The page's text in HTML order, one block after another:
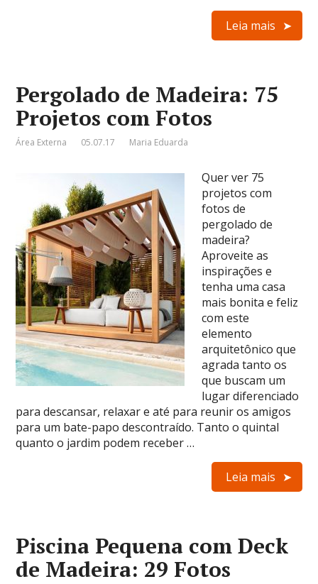
Leia mais
Pergolado de Madeira: 75
Projetos com Fotos
Área Externa 05.07.17 Maria Eduarda
Quer ver 75
projetos com
fotos de
pergolado de
madeira?
Aproveite as
inspirações e
tenha uma casa
mais bonita e feliz
com este
elemento
arquitetônico que
agrada tanto os
que buscam um
lugar diferenciado
para descansar, relaxar e até para reunir os amigos
para um bate-papo descontraído. Tanto o quintal
quanto o jardim podem receber …
Leia mais
Piscina Pequena com Deck
de Madeira: 29 Fotos